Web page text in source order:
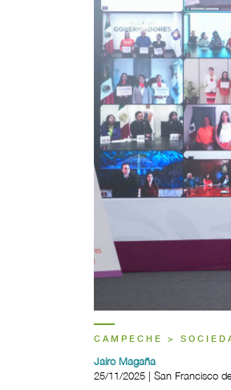
CAMPECHE >
Jairo Magaña
25/11/2025 | San Francisco